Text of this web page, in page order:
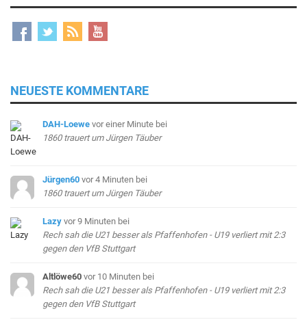
NEUESTE KOMMENTARE
DAH-Loewe vor einer Minute bei
1860 trauert um Jürgen Täuber
Jürgen60 vor 4 Minuten bei
1860 trauert um Jürgen Täuber
Lazy vor 9 Minuten bei
Rech sah die U21 besser als Pfaffenhofen - U19 verliert mit 2:3
gegen den VfB Stuttgart
Altlöwe60 vor 10 Minuten bei
Rech sah die U21 besser als Pfaffenhofen - U19 verliert mit 2:3
gegen den VfB Stuttgart